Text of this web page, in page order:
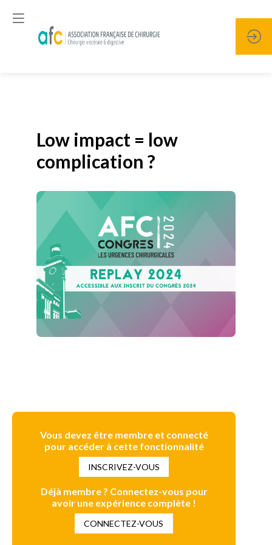
Low impact = low
complication ?
Vous devez être membre et connecté
pour accéder à cette fonctionnalité
INSCRIVEZ-VOUS
Déjà membre ? Connectez-vous pour
avoir une expérience complète !
CONNECTEZ-VOUS